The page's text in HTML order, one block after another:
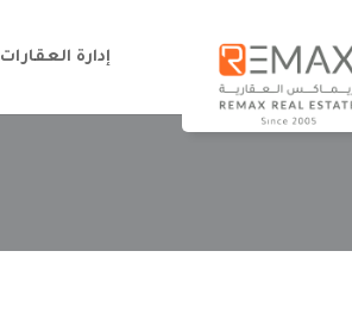
إدارة العقارات